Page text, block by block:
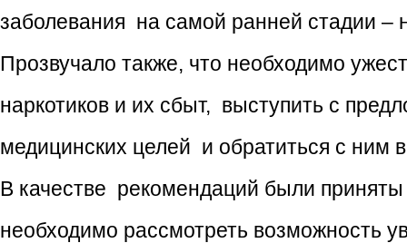
заболевания на самой ранней стадии –
Прозвучало также, что необходимо
наркотиков и их сбыт, выступить с
медицинских целей и обратиться с ним
В качестве рекомендаций были
необходимо рассмотреть возможность